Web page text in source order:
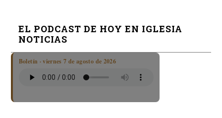
EL PODCAST DE HOY EN IGLESIA
NOTICIAS
Boletín · viernes 7 de agosto de 2026